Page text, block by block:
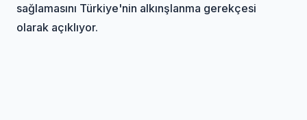
sağlamasını Türkiye'nin alkınşlanma gerekçesi
olarak açıklıyor.